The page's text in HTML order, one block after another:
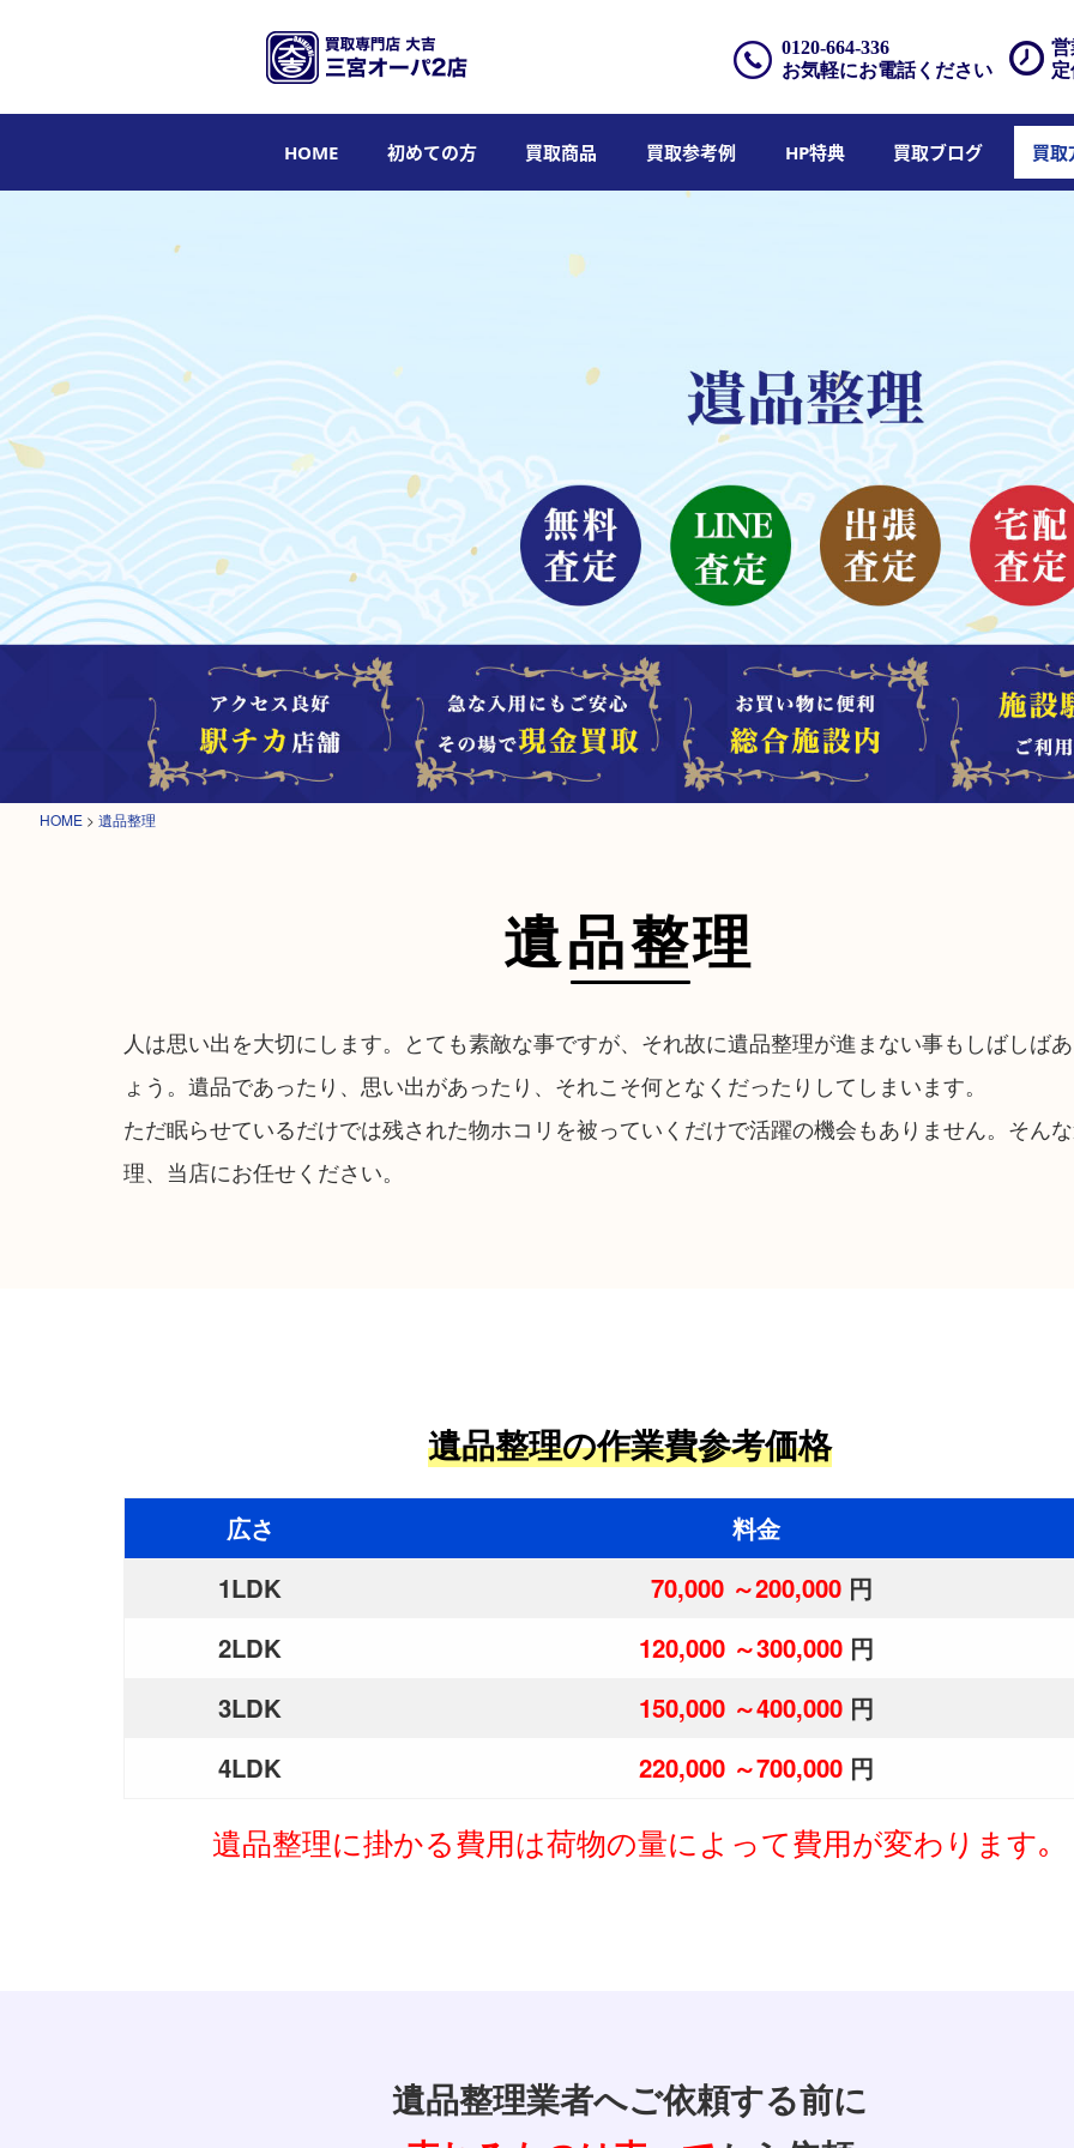
営
0120-664-336
お気軽にお電話ください
HOME 初めての方 買取商品 買取参考例 HP特典 買取ブログ 買取
HOME > 遺品整理
遺品整理
人は思い出を大切にします。とても素敵な事ですが、それ故に遺品整理が進まない事もしばしば
ょう。遺品であったり、思い出があったり、それこそ何となくだったりしてしまいます。
ただ眠らせているだけでは残された物ホコリを被っていくだけで活躍の機会もありません。そん
理、当店にお任せください。
遺品整理の作業費参考価格
広さ
料金
1LDK
70,000 ～200,000 円
2LDK
120,000 ～300,000円
3LDK
150,000 ～400,000円
4LDK
220,000 ～700,000円
遺品整理に掛かる費用は荷物の量によって費用が変わります｡
遺品整理業者へご依頼する前に